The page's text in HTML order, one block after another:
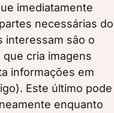
imediatamente
necessárias do
interessam são o
cria imagens
informações em
Este último pode
enquanto